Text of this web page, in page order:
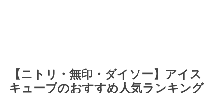
【ニトリ・無印・ダイソー】アイス
キューブのおすすめ人気ランキング